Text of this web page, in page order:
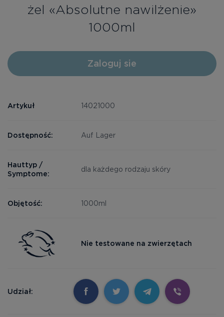
żel «Absolutne nawilżenie»
1000ml
Zaloguj sie
Artykuł 14021000
Dostępność: Auf Lager
Hauttyp /
Symptome:
dla każdego rodzaju skóry
Objętość: 1000ml
Nie testowane na zwierzętach
Udział: